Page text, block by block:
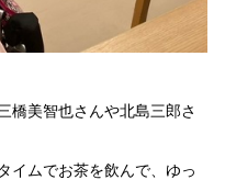
橋美智也さんや北島三郎さ
イムでお茶を飲んで、ゆっ